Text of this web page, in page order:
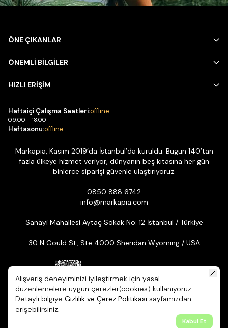
Alışveriş deneyiminizi iyileştirmek için yasal
düzenlemelere uygun çerezler(cookies) kullanıyoruz.
Detaylı bilgiye Gizlilik ve Çerez Politikası sayfamızdan
erişebilirsiniz.
Kabul Et
ÖNE ÇIKANLAR
ÖNEMLİ BİLGİLER
HIZLI ERİŞİM
Haftaiçi Çalışma Saatleri:offline
09:00 - 18:00
Haftasonu:offline
Markapia, Kasım 2019’da İstanbul’da kuruldu. Bugün 140’tan
fazla ülkeye hizmet veriyor, dünyanın beş kıtasına her gün
binlerce siparişi güvenle ulaştırıyoruz.
0850 888 6742
info@markapia.com
Sanayi Mahallesi Aytaç Sokak No: 12 İstanbul / Türkiye
30 N Gould St, Ste 4000 Sheridan Wyoming / USA
© 2026 Markapia | Tüm Hakları Saklıdır. ikas E-ticaret Altyapısıyla